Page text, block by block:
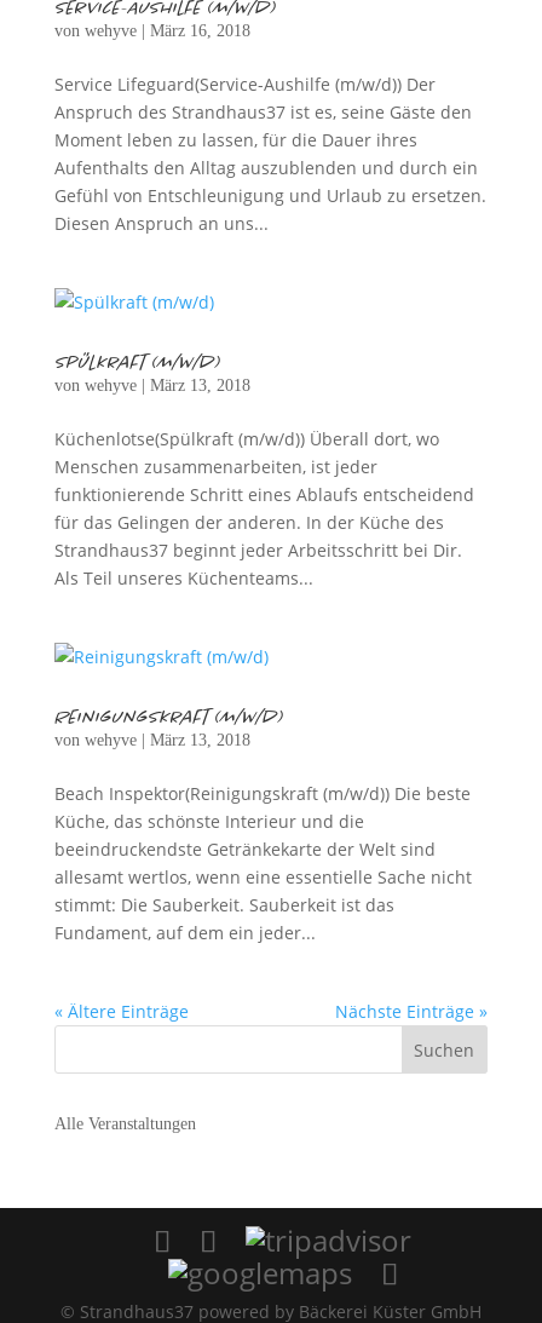
Service-Aushilfe (m/w/d)
von wehyve| März 16, 2018
Service Lifeguard(Service-Aushilfe (m/w/d)) Der
Anspruch des Strandhaus37 ist es, seine Gäste den
Moment leben zu lassen, für die Dauer ihres
Aufenthalts den Alltag auszublenden und durch ein
Gefühl von Entschleunigung und Urlaub zu ersetzen.
Diesen Anspruch an uns...
Spülkraft (m/w/d)
von wehyve| März 13, 2018
Küchenlotse(Spülkraft (m/w/d)) Überall dort, wo
Menschen zusammenarbeiten, ist jeder
funktionierende Schritt eines Ablaufs entscheidend
für das Gelingen der anderen. In der Küche des
Strandhaus37 beginnt jeder Arbeitsschritt bei Dir.
Als Teil unseres Küchenteams...
Reinigungskraft (m/w/d)
von wehyve| März 13, 2018
Beach Inspektor(Reinigungskraft (m/w/d)) Die beste
Küche, das schönste Interieur und die
beeindruckendste Getränkekarte der Welt sind
allesamt wertlos, wenn eine essentielle Sache nicht
stimmt: Die Sauberkeit. Sauberkeit ist das
Fundament, auf dem ein jeder...
« Ältere Einträge Nächste Einträge »
Alle Veranstaltungen
© Strandhaus37 powered by Bäckerei Küster GmbH